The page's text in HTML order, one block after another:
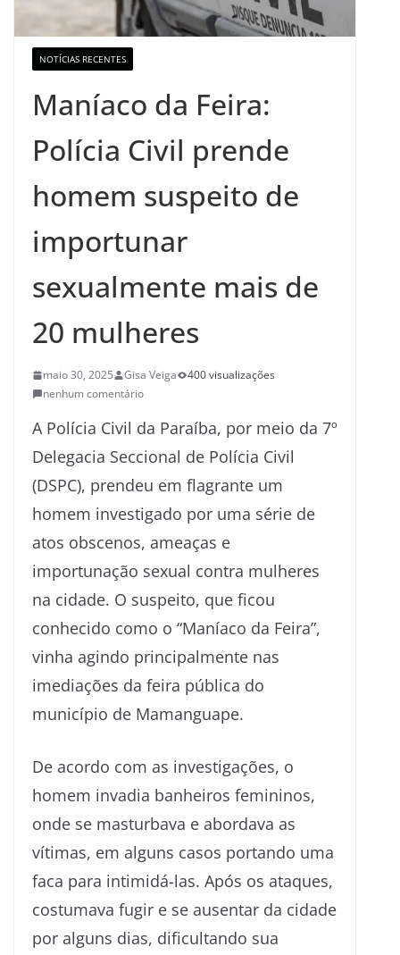
NOTÍCIAS RECENTES
Maníaco da Feira:
Polícia Civil prende
homem suspeito de
importunar
sexualmente mais de
20 mulheres
maio 30, 2025 Gisa Veiga
400 visualizações
nenhum comentário
A Polícia Civil da Paraíba, por meio da 7º
Delegacia Seccional de Polícia Civil
(DSPC), prendeu em flagrante um
homem investigado por uma série de
atos obscenos, ameaças e
importunação sexual contra mulheres
na cidade. O suspeito, que ficou
conhecido como o “Maníaco da Feira”,
vinha agindo principalmente nas
imediações da feira pública do
município de Mamanguape.
De acordo com as investigações, o
homem invadia banheiros femininos,
onde se masturbava e abordava as
vítimas, em alguns casos portando uma
faca para intimidá-las. Após os ataques,
costumava fugir e se ausentar da cidade
por alguns dias, dificultando sua